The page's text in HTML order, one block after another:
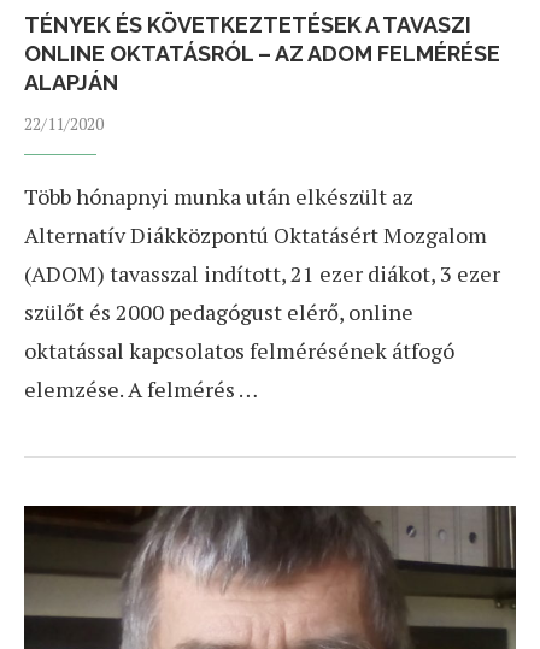
TÉNYEK ÉS KÖVETKEZTETÉSEK A TAVASZI
ONLINE OKTATÁSRÓL – AZ ADOM FELMÉRÉSE
ALAPJÁN
22/11/2020
Több hónapnyi munka után elkészült az
Alternatív Diákközpontú Oktatásért Mozgalom
(ADOM) tavasszal indított, 21 ezer diákot, 3 ezer
szülőt és 2000 pedagógust elérő, online
oktatással kapcsolatos felmérésének átfogó
elemzése. A felmérés …